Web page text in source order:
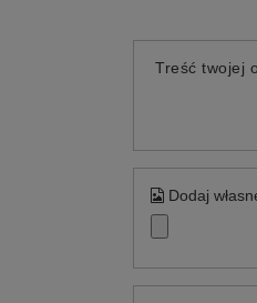
Treść twojej
Dodaj